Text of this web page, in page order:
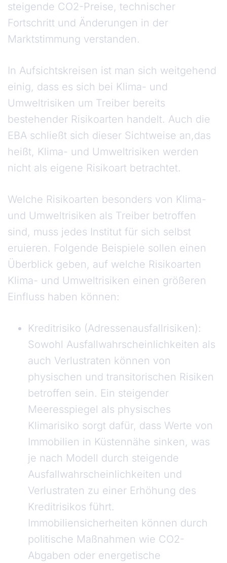
steigende CO2-Preise, technischer
Fortschritt und Änderungen in der
Marktstimmung verstanden.
In Aufsichtskreisen ist man sich weitgehend
einig, dass es sich bei Klima- und
Umweltrisiken um Treiber bereits
bestehender Risikoarten handelt. Auch die
EBA schließt sich dieser Sichtweise an,das
heißt, Klima- und Umweltrisiken werden
nicht als eigene Risikoart betrachtet.
Welche Risikoarten besonders von Klima-
und Umweltrisiken als Treiber betroffen
sind, muss jedes Institut für sich selbst
eruieren. Folgende Beispiele sollen einen
Überblick geben, auf welche Risikoarten
Klima- und Umweltrisiken einen größeren
Einfluss haben können:
Kreditrisiko (Adressenausfallrisiken):
Sowohl Ausfallwahrscheinlichkeiten als
auch Verlustraten können von
physischen und transitorischen Risiken
betroffen sein. Ein steigender
Meeresspiegel als physisches
Klimarisiko sorgt dafür, dass Werte von
Immobilien in Küstennähe sinken, was
je nach Modell durch steigende
Ausfallwahrscheinlichkeiten und
Verlustraten zu einer Erhöhung des
Kreditrisikos führt.
Immobiliensicherheiten können durch
politische Maßnahmen wie CO2-
Abgaben oder energetische